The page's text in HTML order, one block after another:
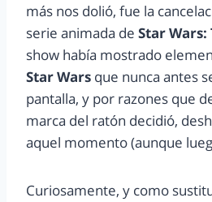
más nos dolió, fue la
serie animada de Star Wars:
show había mostrado
Star Wars que nunca antes
pantalla, y por razones que
marca del ratón decidió,
aquel momento (aunque
Curiosamente, y como